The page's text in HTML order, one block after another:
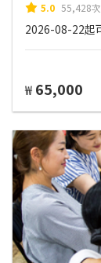
5.0 55,428
2026-08-22起
₩ 65,000